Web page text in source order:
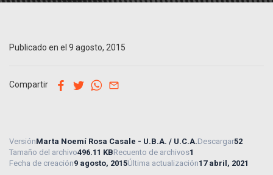
Publicado en el 9 agosto, 2015
Compartir facebook
twitterwhatsapp
VersiónMarta Noemí Rosa Casale - U.B.A. / U.C.A.Descargar52
Tamaño del archivo496.11 KBRecuento de archivos1
Fecha de creación9 agosto, 2015Última actualización17 abril, 2021